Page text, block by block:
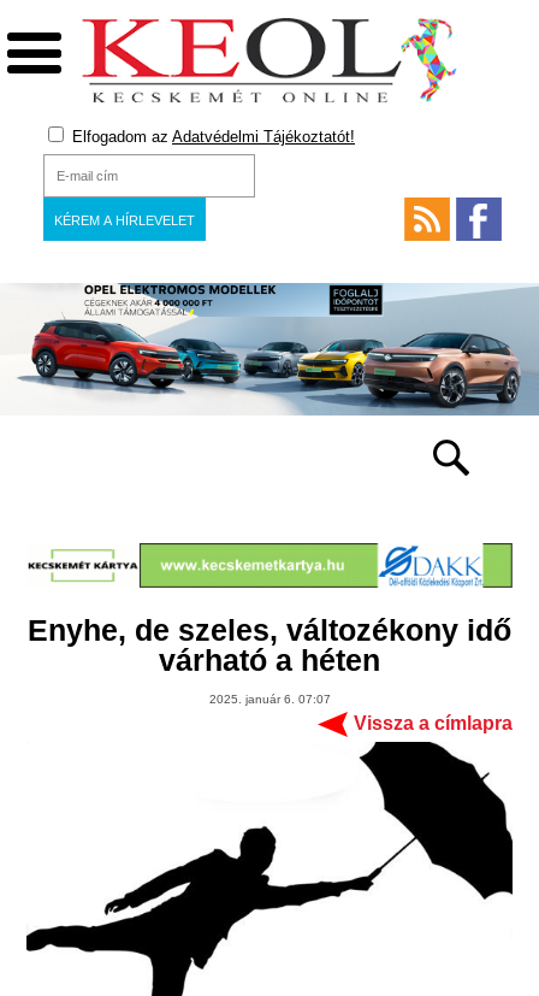
Elfogadom az Adatvédelmi Tájékoztatót!
Enyhe, de szeles, változékony idő
várható a héten
2025. január 6. 07:07
Vissza a címlapra